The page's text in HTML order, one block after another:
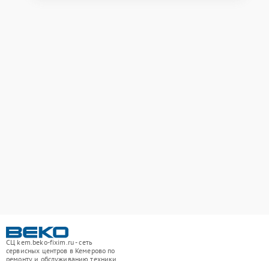
СЦ kem.beko-fixim.ru - сеть
сервисных центров в Кемерово по
ремонту и обслуживанию техники